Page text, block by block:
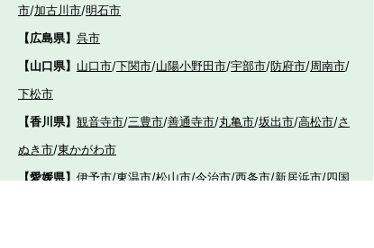
市/加古川市/明石市
【広島県】 呉市
【山口県】 山口市/下関市/山陽小野田市/宇部市/防府市/周南市/
下松市
【香川県】 観音寺市/三豊市/善通寺市/丸亀市/坂出市/高松市/さ
ぬき市/東かがわ市
【愛媛県】伊予市/東温市/松山市/今治市/西条市/新居浜市/四国